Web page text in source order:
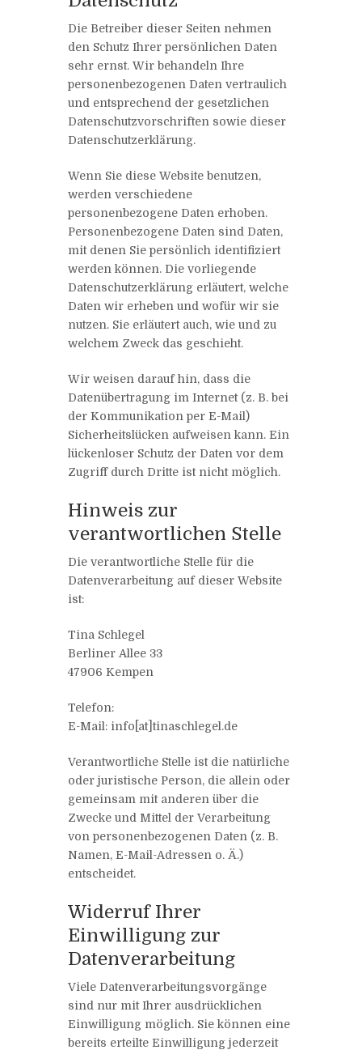
Die Betreiber dieser Seiten nehmen
den Schutz Ihrer persönlichen Daten
sehr ernst. Wir behandeln Ihre
personenbezogenen Daten vertraulich
und entsprechend der gesetzlichen
Datenschutzvorschriften sowie dieser
Datenschutzerklärung.
Wenn Sie diese Website benutzen,
werden verschiedene
personenbezogene Daten erhoben.
Personenbezogene Daten sind Daten,
mit denen Sie persönlich identifiziert
werden können. Die vorliegende
Datenschutzerklärung erläutert, welche
Daten wir erheben und wofür wir sie
nutzen. Sie erläutert auch, wie und zu
welchem Zweck das geschieht.
Wir weisen darauf hin, dass die
Datenübertragung im Internet (z. B. bei
der Kommunikation per E-Mail)
Sicherheitslücken aufweisen kann. Ein
lückenloser Schutz der Daten vor dem
Zugriff durch Dritte ist nicht möglich.
Hinweis zur
verantwortlichen Stelle
Die verantwortliche Stelle für die
Datenverarbeitung auf dieser Website
ist:
Tina Schlegel
Berliner Allee 33
47906 Kempen
Telefon:
E-Mail: info[at]tinaschlegel.de
Verantwortliche Stelle ist die natürliche
oder juristische Person, die allein oder
gemeinsam mit anderen über die
Zwecke und Mittel der Verarbeitung
von personenbezogenen Daten (z. B.
Namen, E-Mail-Adressen o. Ä.)
entscheidet.
Widerruf Ihrer
Einwilligung zur
Datenverarbeitung
Viele Datenverarbeitungsvorgänge
sind nur mit Ihrer ausdrücklichen
Einwilligung möglich. Sie können eine
bereits erteilte Einwilligung jederzeit